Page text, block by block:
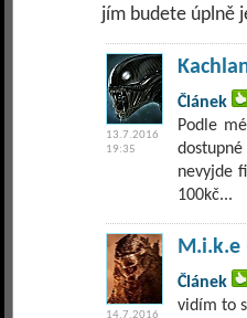
jím budete úplně
13.7.2016
19:35
Článek
Podle
nevyjde
100kč...
14.7.2016
M.i.k.e
Článek
vidím to